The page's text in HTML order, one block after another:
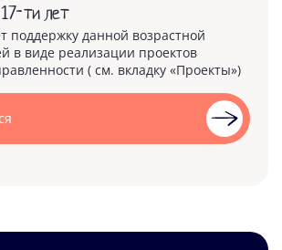
ти лет
поддержку данной возрастной
в виде реализации проектов
( см. вкладку «Проекты»)